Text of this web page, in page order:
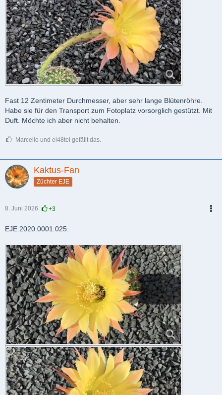
Fast 12 Zentimeter Durchmesser, aber sehr lange Blütenröhre.
Habe sie für den Transport zum Fotoplatz vorsorglich gestützt. Mit
Duft. Möchte ich aber nicht behalten.
Marcello und el48tel gefällt das.
Kaktus-Fan
Züchter EJE
8. Juni 2026 +3
EJE.2020.0001.025: